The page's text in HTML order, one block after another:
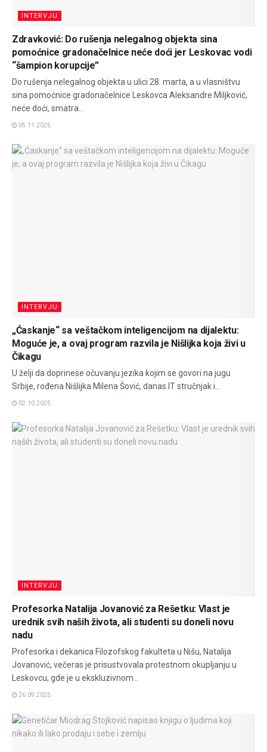
INTERVJU
Zdravković: Do rušenja nelegalnog objekta sina
pomoćnice gradonačelnice neće doći jer Leskovac vodi
“šampion korupcije”
Do rušenja nelegalnog objekta u ulici 28. marta, a u vlasništvu
sina pomoćnice gradonačelnice Leskovca Aleksandre Miljković,
neće doći, smatra...
05.11.2025.
INTERVJU
„Ćaskanje“ sa veštačkom inteligencijom na dijalektu:
Moguće je, a ovaj program razvila je Nišlijka koja živi u
Čikagu
U želji da doprinese očuvanju jezika kojim se govori na jugu
Srbije, rođena Nišlijka Milena Šović, danas IT stručnjak i...
02.10.2025.
INTERVJU
Profesorka Natalija Jovanović za Rešetku: Vlast je
urednik svih naših života, ali studenti su doneli novu
nadu
Profesorka i dekanica Filozofskog fakulteta u Nišu, Natalija
Jovanović, večeras je prisustvovala protestnom okupljanju u
Leskovcu, gde je u ekskluzivnom...
26.09.2025.